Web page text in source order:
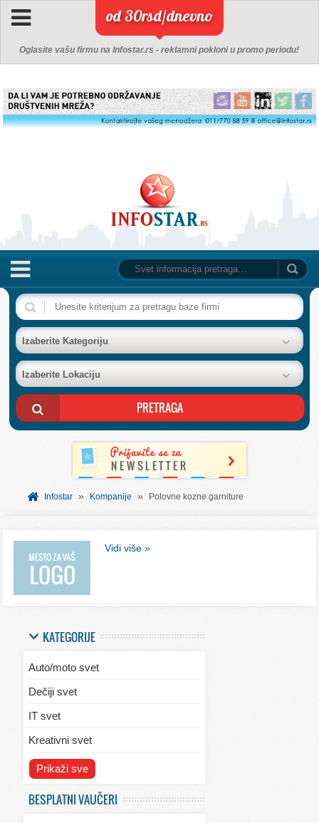
od 30rsd/dnevno
Oglasite vašu firmu na Infostar.rs - reklamni pokloni u promo periodu!
NASLOVNA
BAZA FIRMI
POSLOVNI OGLASI
AKCIJE I KATALOZI
BESPLATNI VAUČERI
SVET INFORMACIJA
Izaberite Kategoriju
Izaberite Lokaciju
Infostar » Kompanije » Polovne kozne garniture
Vidi više »
KATEGORIJE
Auto/moto svet
Dečiji svet
IT svet
Kreativni svet
Svet ekologije
Prikaži sve
BESPLATNI VAUČERI